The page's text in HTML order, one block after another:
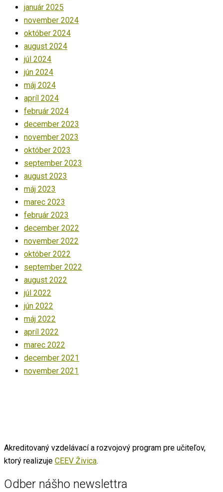
január 2025
november 2024
október 2024
august 2024
júl 2024
jún 2024
máj 2024
apríl 2024
február 2024
december 2023
november 2023
október 2023
september 2023
august 2023
máj 2023
marec 2023
február 2023
december 2022
november 2022
október 2022
september 2022
august 2022
júl 2022
jún 2022
máj 2022
apríl 2022
marec 2022
december 2021
november 2021
Akreditovaný vzdelávací a rozvojový program pre učiteľov,
ktorý realizuje CEEV Živica.
Odber nášho newslettra